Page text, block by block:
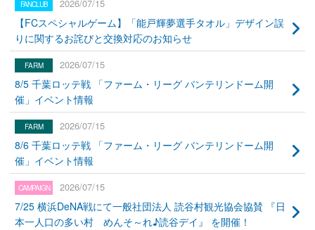
2026/07/15
【FCスペシャルゲーム】「能戸輝夢選手タオル」デザイン誤
りに関するお詫びと交換対応のお知らせ
2026/07/15
8/5 千葉ロッテ戦 「ファーム・リーグ バンテリンドーム開
催」イベント情報
2026/07/15
8/6 千葉ロッテ戦 「ファーム・リーグ バンテリンドーム開
催」イベント情報
2026/07/15
7/25 横浜DeNA戦にて一般社団法人 読谷村観光協会協賛 『日
本一人口の多い村 めんそ～れ♪読谷デイ』 を開催！